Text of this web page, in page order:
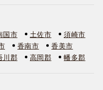
国市 土佐市
須崎市
香南市
香美市
川郡 高岡郡 幡多郡